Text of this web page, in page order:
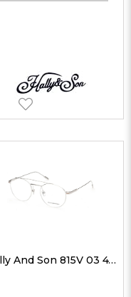
Hally And Son 815V 03 47-22 Unisex Optik Gözlükler